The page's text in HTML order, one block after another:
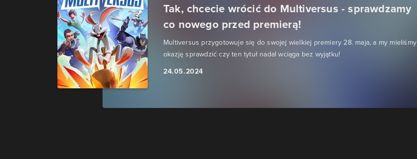
Tak, chcecie wrócić do Multiversus - sprawdzamy
co nowego przed premierą!
Multiversus przygotowuje się do swojej wielkiej premiery 28. maja, a my mieliśmy
okazję sprawdzić czy ten tytuł nadal wciąga bez wyjątku!
24.05.2024